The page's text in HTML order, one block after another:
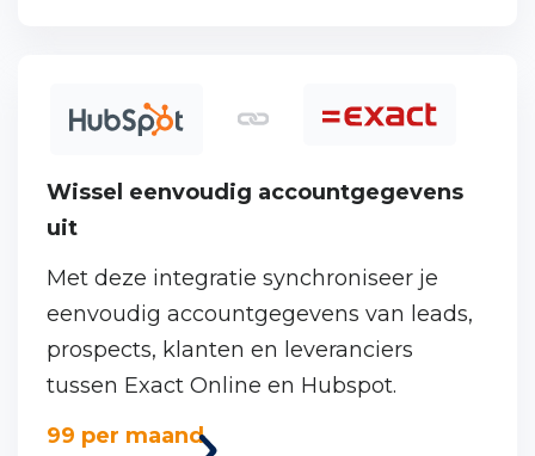
Wissel eenvoudig accountgegevens
uit
Met deze integratie synchroniseer je
eenvoudig accountgegevens van leads,
prospects, klanten en leveranciers
tussen Exact Online en Hubspot.
Bekijk
99 per maand